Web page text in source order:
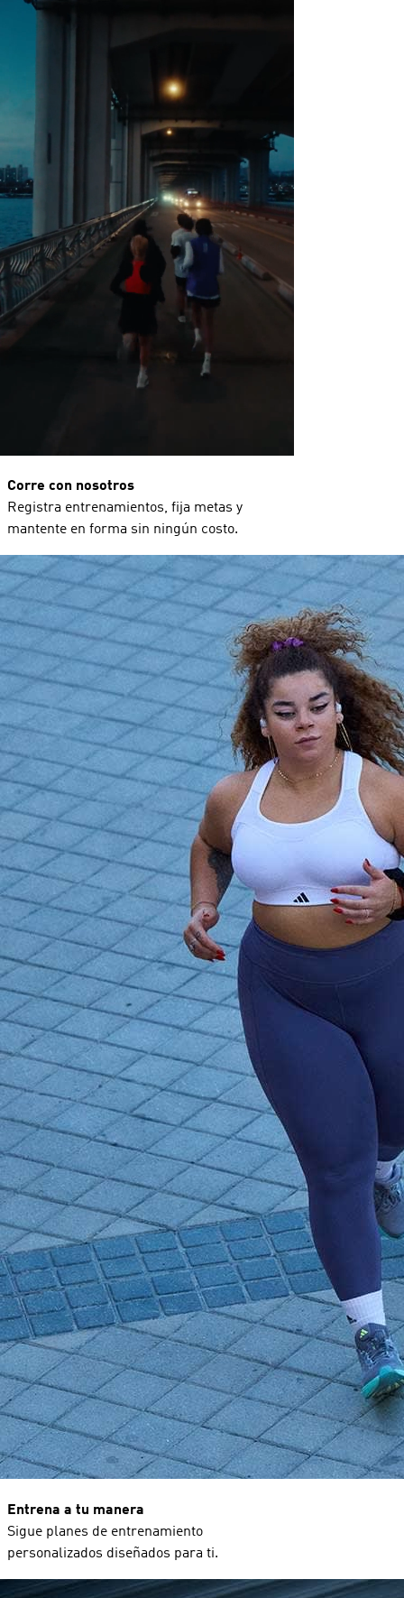
Corre con nosotros
Registra entrenamientos, fija metas y
mantente en forma sin ningún costo.
Entrena a tu manera
Sigue planes de entrenamiento
personalizados diseñados para ti.